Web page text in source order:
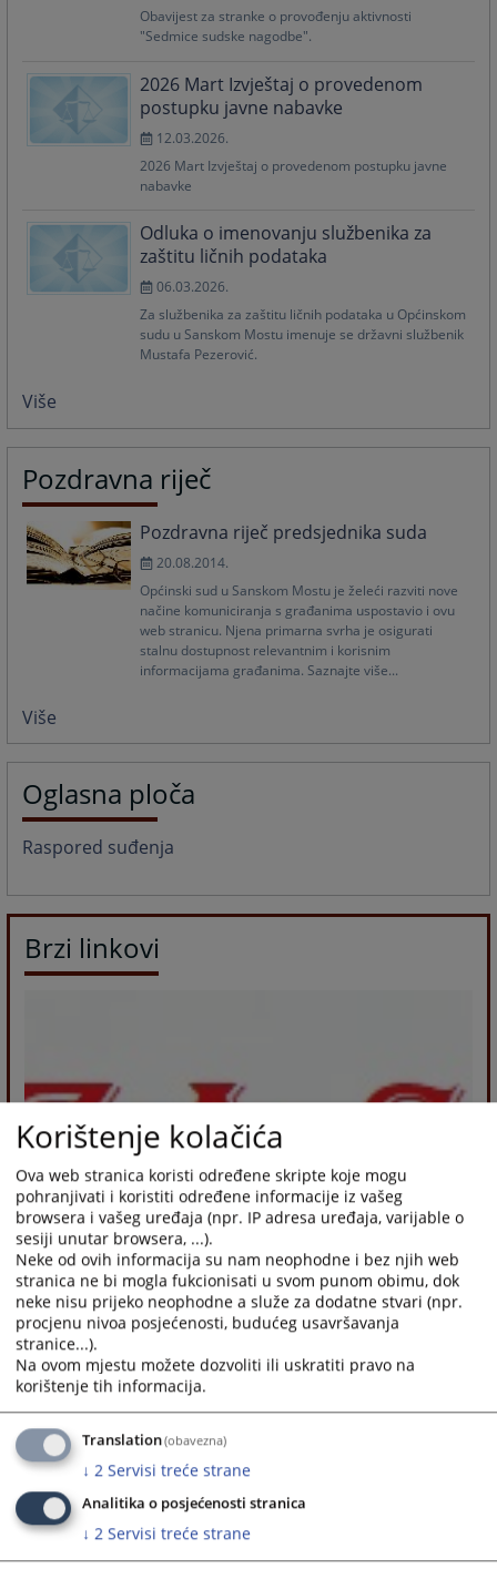
Obavijest za stranke o provođenju aktivnosti
"Sedmice sudske nagodbe".
2026 Mart Izvještaj o provedenom
postupku javne nabavke
12.03.2026.
2026 Mart Izvještaj o provedenom postupku javne
nabavke
Odluka o imenovanju službenika za
zaštitu ličnih podataka
06.03.2026.
Za službenika za zaštitu ličnih podataka u Općinskom
sudu u Sanskom Mostu imenuje se državni službenik
Mustafa Pezerović.
Više
Pozdravna riječ
Pozdravna riječ predsjednika suda
20.08.2014.
Općinski sud u Sanskom Mostu je želeći razviti nove
načine komuniciranja s građanima uspostavio i ovu
web stranicu. Njena primarna svrha je osigurati
stalnu dostupnost relevantnim i korisnim
informacijama građanima. Saznajte više...
Više
Oglasna ploča
Raspored suđenja
Brzi linkovi
Korištenje kolačića
Ova web stranica koristi određene skripte koje mogu
pohranjivati i koristiti određene informacije iz vašeg
browsera i vašeg uređaja (npr. IP adresa uređaja, varijable o
sesiji unutar browsera, ...).
Neke od ovih informacija su nam neophodne i bez njih web
stranica ne bi mogla fukcionisati u svom punom obimu, dok
neke nisu prijeko neophodne a služe za dodatne stvari (npr.
procjenu nivoa posjećenosti, budućeg usavršavanja
stranice...).
Na ovom mjestu možete dozvoliti ili uskratiti pravo na
korištenje tih informacija.
Translation(obavezna)
↓ 2 Servisi treće strane
Analitika o posjećenosti stranica
↓ 2 Servisi treće strane